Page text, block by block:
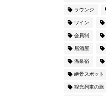
ラウンジ
ワイン
会員制
居酒屋
温泉宿
絶景スポット
観光列車の旅